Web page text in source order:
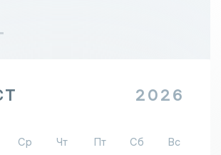
2026
Ср Чт Пт Сб
Вс